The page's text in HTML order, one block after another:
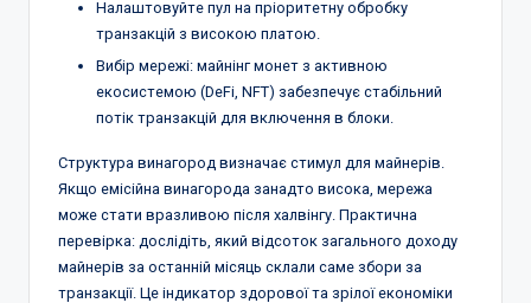
Налаштовуйте пул на пріоритетну обробку
транзакцій з високою платою.
Вибір мережі: майнінг монет з активною
екосистемою (DeFi, NFT) забезпечує стабільний
потік транзакцій для включення в блоки.
Структура винагород визначає стимул для майнерів.
Якщо емісійна винагорода занадто висока, мережа
може стати вразливою після халвінгу. Практична
перевірка: дослідіть, який відсоток загального доходу
майнерів за останній місяць склали саме збори за
транзакції. Це індикатор здорової та зрілої економіки